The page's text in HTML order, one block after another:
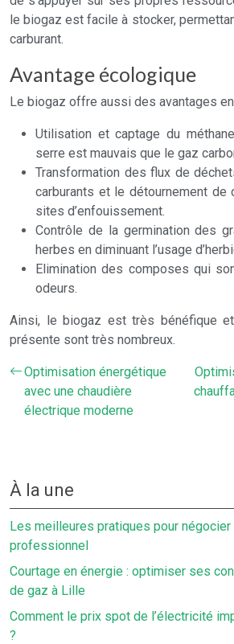
le biogaz est facile à stocker,
carburant.
Avantage écologique
Le biogaz offre aussi des avantages
Utilisation et captage du
serre est mauvais que le gaz
Transformation des flux de
carburants et le détournement
sites d’enfouissement.
Contrôle de la germination des
herbes en diminuant l’usage
Elimination des composes qui
odeurs.
Ainsi, le biogaz est très bénéfique
présente sont très nombreux.
Optimisation énergétique
avec une chaudière
électrique moderne
À la une
Les meilleures pratiques pour
professionnel
Courtage en énergie : optimiser ses
de gaz à Lille
Comment le prix spot de l’électricité
?